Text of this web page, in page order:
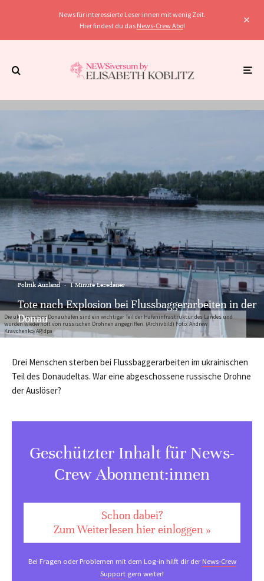
News für interessierte Leser:innen mit wenig Zeit.
Hier findest du das News-Crew Abo!
Die ukrainischen Donauhäfen sind ein wichtiger Teil der Hafeninfrastruktur des Landes und
wurden wiederholt von russischen Drohnen angegriffen. (Archivbild) Foto: Andrew
Kravchenko/AP/dpa
Politik Ausland · 1 Minute Lesedauer
Tote nach Explosion bei Flussbaggerarbeiten in der
Donau
Drei Menschen sterben bei Flussbaggerarbeiten im ukrainischen
Teil des Donaudeltas. War eine abgeschossene russische Drohne
der Auslöser?
Geschützter Inhalt für News-
Crew Abonnent:innen
Schon dabei?
Zum Weiterlesen hier einloggen »
Bei Fragen oder Problemen mit dem Log-in hilft dir derNews-Crew
Support gern weiter!